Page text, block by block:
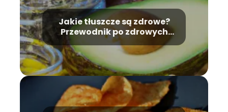
Jakie tłuszcze są zdrowe?
Przewodnik po zdrowych
tłuszczach